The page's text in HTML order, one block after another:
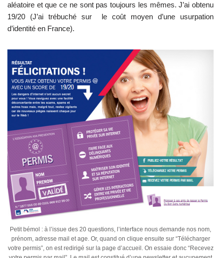
aléatoire et que ce ne sont pas toujours les mêmes. J’ai obtenu
19/20 (J’ai trébuché sur le coût moyen d’une usurpation
d’identité en France).
Petit bémol : à l’issue des 20 questions, l’interface nous demande nos nom,
prénom, adresse mail et age. Or, quand on clique ensuite sur “Télécharger
votre permis”, on est redirigé sur la page d’accueil. On essaie donc “Recevez